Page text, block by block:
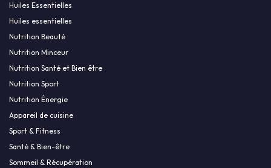
Huiles Essentielles
Huiles essentielles
Nutrition Beauté
Nutrition Minceur
Nutrition Santé et Bien être
Nutrition Sport
Nutrition Énergie
Appareil de cuisine
Sport & Fitness
Santé & Bien-être
Sommeil & Récupération